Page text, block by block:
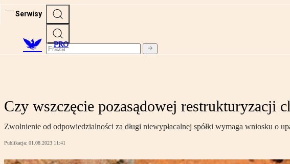
Serwisy
PRO
Czy wszczęcie pozasądowej restrukturyzacji
Zwolnienie od odpowiedzialności za długi niewypłacalnej spółki wymaga wniosku o
Publikacja: 01.08.2023 11:41